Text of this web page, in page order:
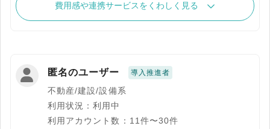
費用感や連携サービスをくわしく見る
匿名のユーザー 導入推進者
不動産/建設/設備系
利用状況：利用中
利用アカウント数：11件〜30件